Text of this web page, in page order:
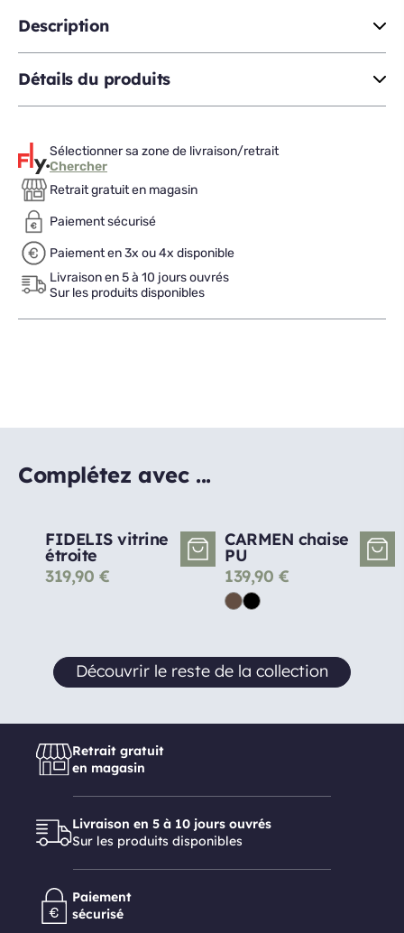
chaise
pivotante
Description
Détails du produits
Sélectionner sa zone de livraison/retrait
Chercher
Retrait gratuit en magasin
Paiement sécurisé
Paiement en 3x ou 4x disponible
Livraison en 5 à 10 jours ouvrés
Sur les produits disponibles
Complétez avec ...
FIDELIS vitrine
étroite
319,90 €
CARMEN chaise
PU
139,90 €
Découvrir le reste de la collection
Retrait gratuit
en magasin
Livraison en 5 à 10 jours ouvrés
Sur les produits disponibles
Paiement
sécurisé